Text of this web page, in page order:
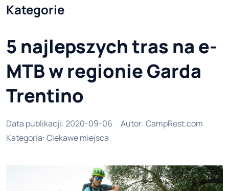
Kategorie
5 najlepszych tras na e-
MTB w regionie Garda
Trentino
Data publikacji: 2020-09-06 Autor: CampRest.com
Kategoria: Ciekawe miejsca